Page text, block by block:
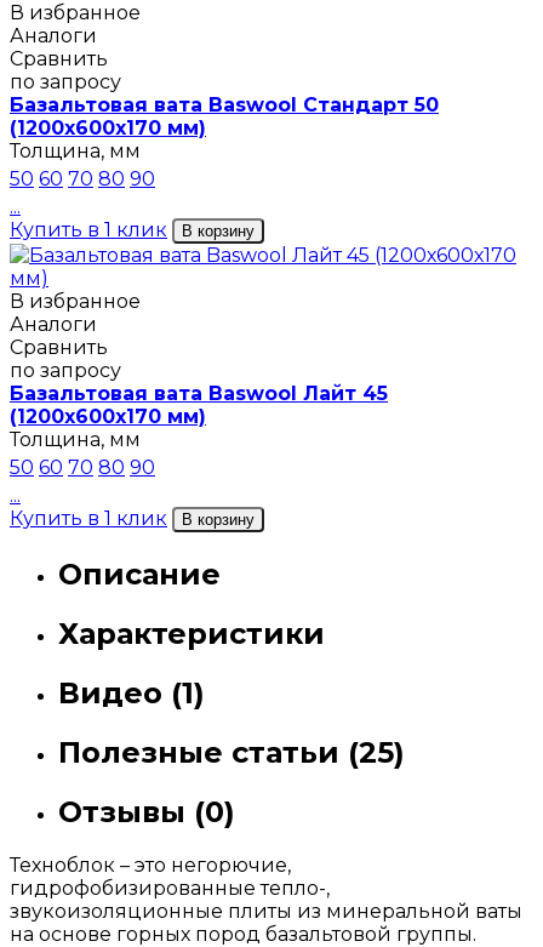
В избранное
Аналоги
Сравнить
по запросу
Базальтовая вата Baswool Стандарт 50
(1200х600х170 мм)
Толщина, мм
50 60 70 80 90
...
Купить в 1 клик
В корзину
В избранное
Аналоги
Сравнить
по запросу
Базальтовая вата Baswool Лайт 45
(1200х600х170 мм)
Толщина, мм
50 60 70 80 90
...
Купить в 1 клик
В корзину
Описание
Характеристики
Видео (1)
Полезные статьи (25)
Отзывы (0)
Техноблок – это негорючие,
гидрофобизированные тепло-,
звукоизоляционные плиты из минеральной ваты
на основе горных пород базальтовой группы.